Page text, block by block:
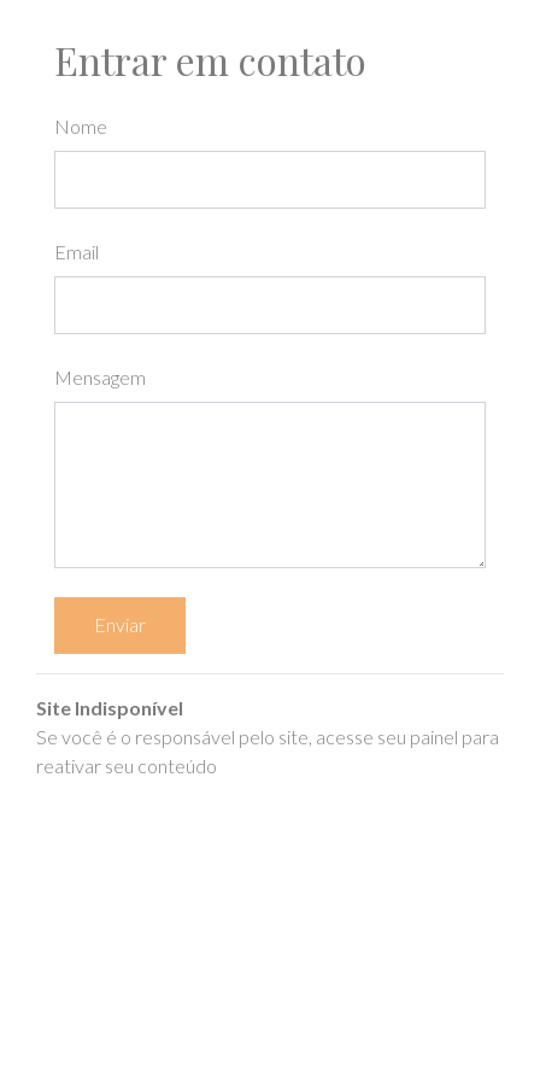
Entrar em contato
Nome
Email
Mensagem
Enviar
Site Indisponível
Se você é o responsável pelo site, acesse seu painel para
reativar seu conteúdo